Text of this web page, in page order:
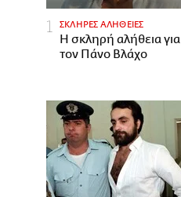
ΣΚΛΗΡΕΣ ΑΛΗΘΕΙΕΣ
H σκληρή αλήθεια για
τον Πάνο Βλάχο